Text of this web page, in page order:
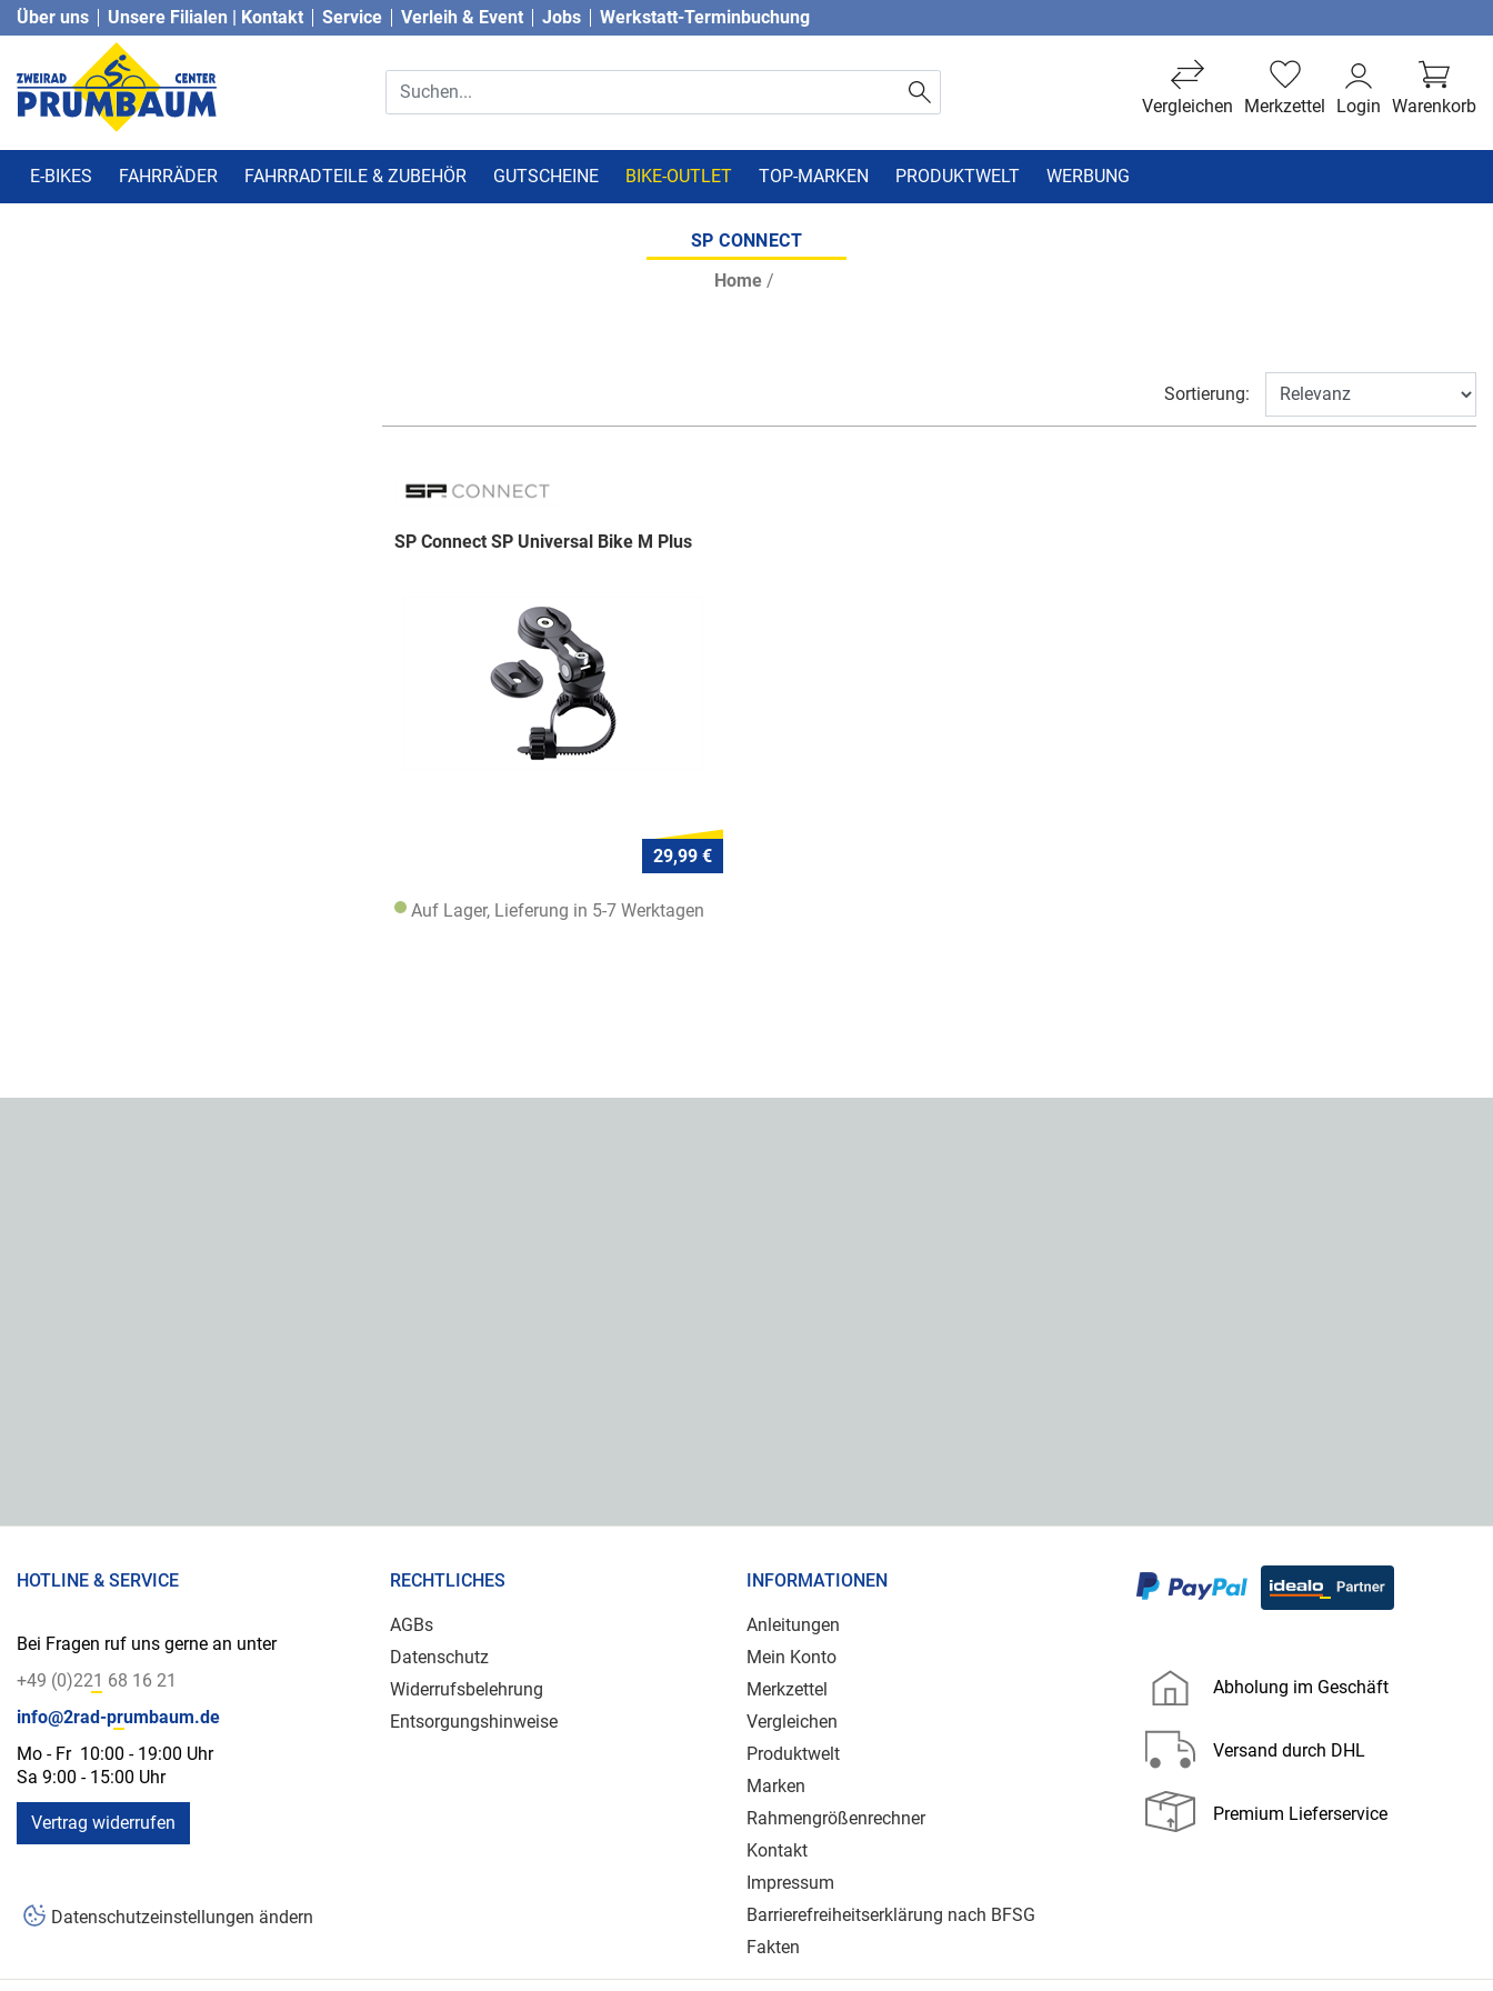
Über uns Unsere Filialen | Kontakt Service Verleih & Event Jobs Werkstatt-Terminbuchung
Warenkorb
Login
Merkzettel
Vergleichen
E-BIKES FAHRRÄDER FAHRRADTEILE & ZUBEHÖR GUTSCHEINE BIKE-OUTLET TOP-MARKEN PRODUKTWELT WERBUNG
SP CONNECT
Home /
Sortierung:
SP Connect SP Universal Bike M Plus
29,99 €
Auf Lager, Lieferung in 5-7 Werktagen
HOTLINE & SERVICE
Bei Fragen ruf uns gerne an unter
+49 (0)221 68 16 21
info@2rad-prumbaum.de
Mo - Fr 10:00 - 19:00 Uhr
Sa 9:00 - 15:00 Uhr
Vertrag widerrufen
Datenschutzeinstellungen ändern
RECHTLICHES
AGBs
Datenschutz
Widerrufsbelehrung
Entsorgungshinweise
INFORMATIONEN
Anleitungen
Mein Konto
Merkzettel
Vergleichen
Produktwelt
Marken
Rahmengrößenrechner
Kontakt
Impressum
Barrierefreiheitserklärung nach BFSG
Fakten
Abholung im Geschäft
Versand durch DHL
Premium Lieferservice